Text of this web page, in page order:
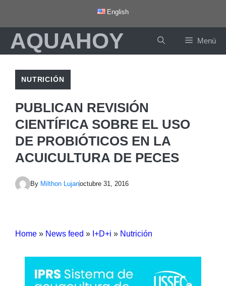
contenido
English
AQUAHOY Menú
NUTRICIÓN
PUBLICAN REVISIÓN
CIENTÍFICA SOBRE EL USO
DE PROBIÓTICOS EN LA
ACUICULTURA DE PECES
By Milthon Lujanoctubre 31, 2016
Home » News feed » I+D+i » Nutrición